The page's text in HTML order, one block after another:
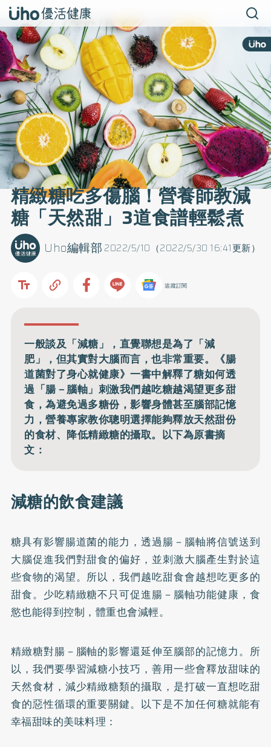
精緻糖吃多傷腦！營養師教減
糖「天然甜」3道食譜輕鬆煮
2022/5/10（2022/5/30 16:41更新）
Uho編輯部
追蹤訂閱
一般談及「減糖」，直覺聯想是為了「減
肥」，但其實對大腦而言，也非常重要。《腸
道菌對了身心就健康》一書中解釋了糖如何透
過「腸－腦軸」刺激我們越吃糖越渴望更多甜
食，為避免過多糖份，影響身體甚至腦部記憶
力，營養專家教你聰明選擇能夠釋放天然甜份
的食材、降低精緻糖的攝取。以下為原書摘
文：
減糖的飲食建議
糖具有影響腸道菌的能力，透過腸－腦軸將信號送到
大腦促進我們對甜食的偏好，並刺激大腦產生對於這
些食物的渴望。所以，我們越吃甜食會越想吃更多的
甜食。少吃精緻糖不只可促進腸－腦軸功能健康，食
慾也能得到控制，體重也會減輕。
精緻糖對腸－腦軸的影響還延伸至腦部的記憶力。所
以，我們要學習減糖小技巧，善用一些會釋放甜味的
天然食材，減少精緻糖類的攝取，是打破一直想吃甜
食的惡性循環的重要關鍵。以下是不加任何糖就能有
幸福甜味的美味料理：